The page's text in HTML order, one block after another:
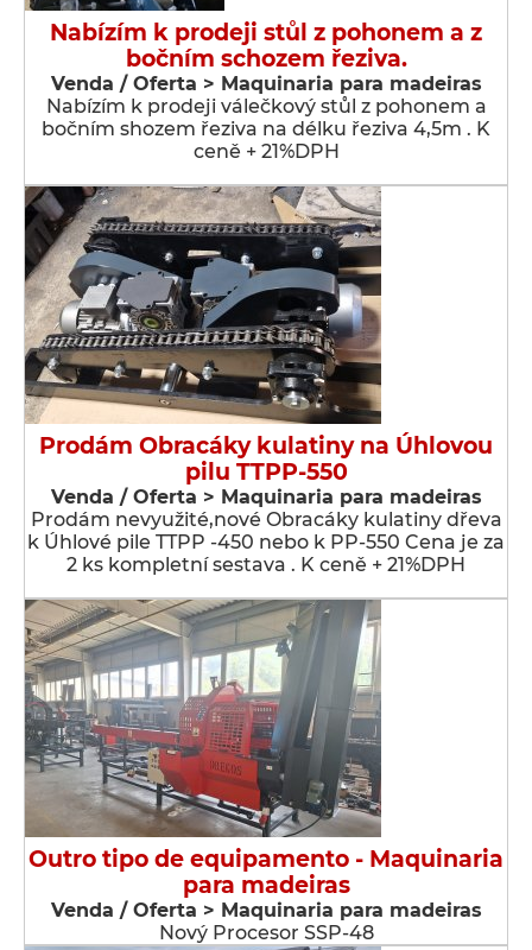
Nabízím k prodeji stůl z pohonem a z
bočním schozem řeziva.
Venda / Oferta > Maquinaria para madeiras
Nabízím k prodeji válečkový stůl z pohonem a
bočním shozem řeziva na délku řeziva 4,5m . K
ceně + 21%DPH
Prodám Obracáky kulatiny na Úhlovou
pilu TTPP-550
Venda / Oferta > Maquinaria para madeiras
Prodám nevyužité,nové Obracáky kulatiny dřeva
k Úhlové pile TTPP -450 nebo k PP-550 Cena je za
2 ks kompletní sestava . K ceně + 21%DPH
Outro tipo de equipamento - Maquinaria
para madeiras
Venda / Oferta > Maquinaria para madeiras
Nový Procesor SSP-48